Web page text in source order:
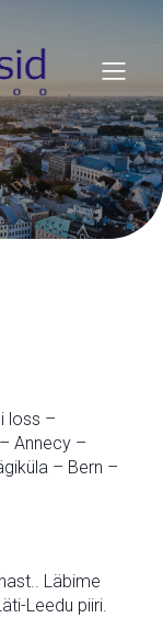
loss –
Annecy –
– Bern –
Läbime
Leedu piiri.